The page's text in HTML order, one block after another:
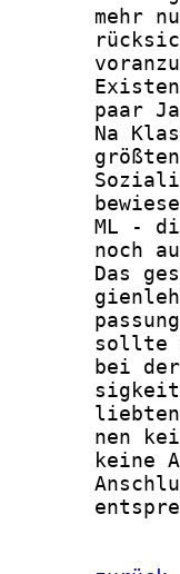
mehr
paar
Na
ML -
noch
Das
sollte
bei
nen
keine